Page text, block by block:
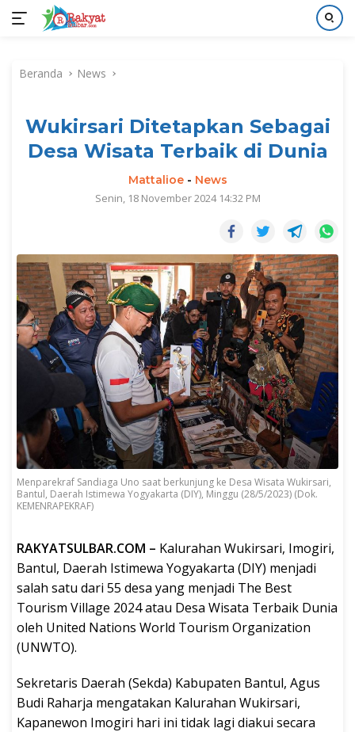
kontenBeranda News
Wukirsari Ditetapkan Sebagai
Desa Wisata Terbaik di Dunia
Mattalioe- News
Senin, 18 November 2024 14:32 PM
Menparekraf Sandiaga Uno saat berkunjung ke Desa Wisata Wukirsari,
Bantul, Daerah Istimewa Yogyakarta (DIY), Minggu (28/5/2023) (Dok.
KEMENRAPEKRAF)
RAKYATSULBAR.COM – Kalurahan Wukirsari, Imogiri,
Bantul, Daerah Istimewa Yogyakarta (DIY) menjadi
salah satu dari 55 desa yang menjadi The Best
Tourism Village 2024 atau Desa Wisata Terbaik Dunia
oleh United Nations World Tourism Organization
(UNWTO).
Sekretaris Daerah (Sekda) Kabupaten Bantul, Agus
Budi Raharja mengatakan Kalurahan Wukirsari,
Kapanewon Imogiri hari ini tidak lagi diakui secara